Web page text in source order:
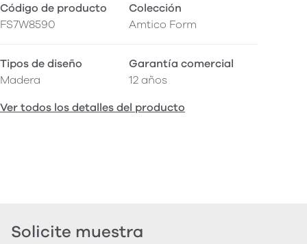
Código de producto
FS7W8590
Colección
Amtico Form
Tipos de diseño
Madera
Garantía comercial
12 años
Ver todos los detalles del producto
Solicite muestra